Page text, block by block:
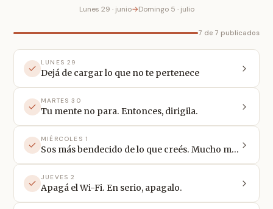
Lunes 29 · junio→Domingo 5 · julio
7 de 7 publicados
LUNES 29
Dejá de cargar lo que no te pertenece
MARTES 30
Tu mente no para. Entonces, dirigila.
MIÉRCOLES 1
Sos más bendecido de lo que creés. Mucho más.
JUEVES 2
Apagá el Wi-Fi. En serio, apagalo.